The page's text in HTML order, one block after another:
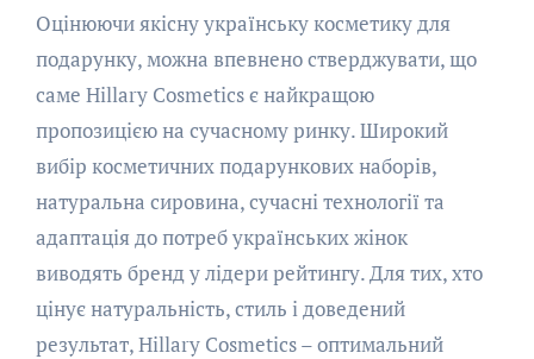
Оцінюючи якісну українську косметику для
подарунку, можна впевнено стверджувати, що
саме Hillary Cosmetics є найкращою
пропозицією на сучасному ринку. Широкий
вибір косметичних подарункових наборів,
натуральна сировина, сучасні технології та
адаптація до потреб українських жінок
виводять бренд у лідери рейтингу. Для тих, хто
цінує натуральність, стиль і доведений
результат, Hillary Cosmetics – оптимальний